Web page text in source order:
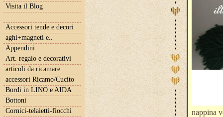
Visita il Blog
Accessori tende e decori
aghi+magneti e..
Appendini
Art. regalo e decorativi
articoli da ricamare
accessori Ricamo/Cucito
Bordi in LINO e AIDA
Bottoni
Cornici-telaietti-fiocchi
nappina